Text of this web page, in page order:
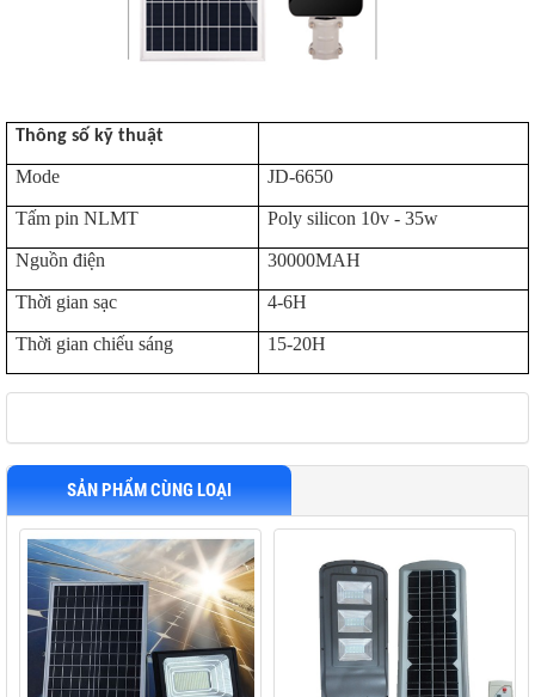
Thông số kỹ thuật
Mode JD-6650
Tấm pin NLMT Poly silicon 10v - 35w
Nguồn điện 30000MAH
Thời gian sạc 4-6H
Thời gian chiếu sáng 15-20H
SẢN PHẨM CÙNG LOẠI